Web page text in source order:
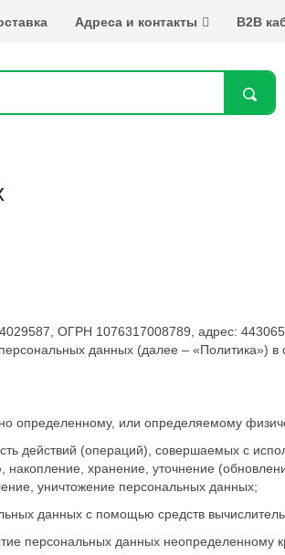
Адреса и контакты B2B
ОГРН 1076317008789, адрес:
данных (далее – «Политика») в
определенному, или определяемому
действий (операций), совершаемых с
хранение, уточнение
уничтожение персональных данных;
данных с помощью средств
персональных данных неопределенному